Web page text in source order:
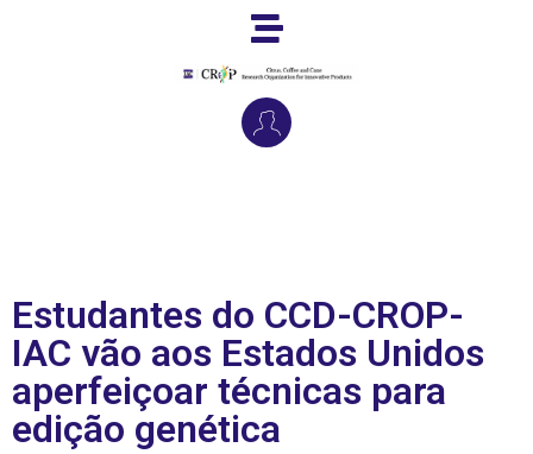
Estudantes do CCD-CROP-
IAC vão aos Estados Unidos
aperfeiçoar técnicas para
edição genética